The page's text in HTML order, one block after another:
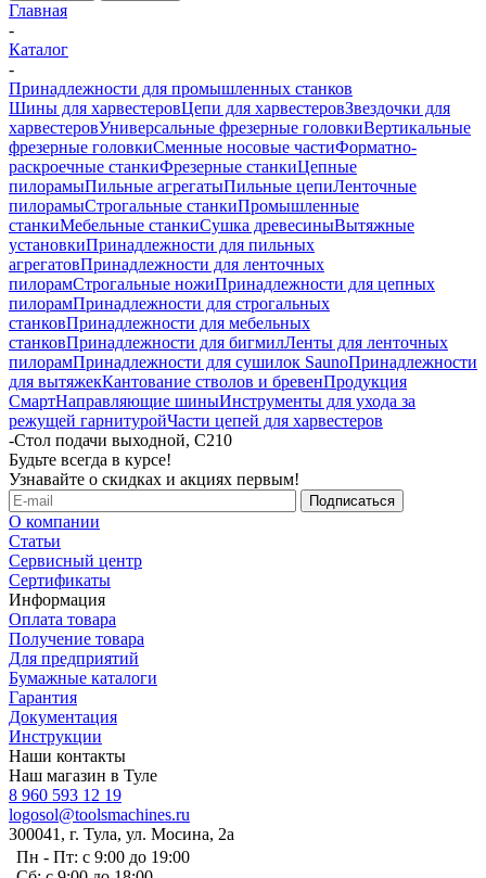
Главная
-
Каталог
-
Принадлежности для промышленных станков
Шины для харвестеровЦепи для харвестеровЗвездочки для
харвестеровУниверсальные фрезерные головкиВертикальные
фрезерные головкиСменные носовые частиФорматно-
раскроечные станкиФрезерные станкиЦепные
пилорамыПильные агрегатыПильные цепиЛенточные
пилорамыСтрогальные станкиПромышленные
станкиМебельные станкиСушка древесиныВытяжные
установкиПринадлежности для пильных
агрегатовПринадлежности для ленточных
пилорамСтрогальные ножиПринадлежности для цепных
пилорамПринадлежности для строгальных
станковПринадлежности для мебельных
станковПринадлежности для бигмилЛенты для ленточных
пилорамПринадлежности для сушилок SaunoПринадлежности
для вытяжекКантование стволов и бревенПродукция
СмартНаправляющие шиныИнструменты для ухода за
режущей гарнитуройЧасти цепей для харвестеров
-Стол подачи выходной, C210
Будьте всегда в курсе!
Узнавайте о скидках и акциях первым!
О компании
Статьи
Сервисный центр
Сертификаты
Информация
Оплата товара
Получение товара
Для предприятий
Бумажные каталоги
Гарантия
Документация
Инструкции
Наши контакты
Наш магазин в Туле
8 960 593 12 19
logosol@toolsmachines.ru
300041, г. Тула, ул. Мосина, 2а
Пн - Пт: с 9:00 до 19:00